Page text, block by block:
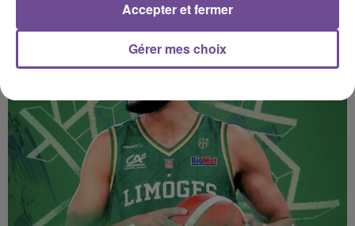
PRÈS DE CHEZ VOUS
Gérer mes choix
Accepter et fermer